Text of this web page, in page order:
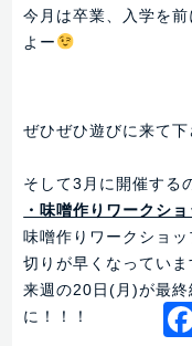
今月は卒業、入学を
よー
ぜひぜひ遊びに来て下
そして3月に開催する
・味噌作りワークシ
味噌作りワークショ
切りが早くなっていま
来週の20日(月)が最
に！！！